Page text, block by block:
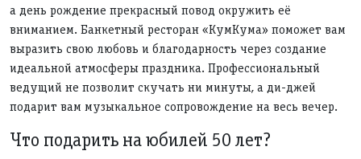
а день рождение прекрасный повод окружить её
вниманием. Банкетный ресторан «КумКума» поможет вам
выразить свою любовь и благодарность через создание
идеальной атмосферы праздника. Профессиональный
ведущий не позволит скучать ни минуты, а ди-джей
подарит вам музыкальное сопровождение на весь вечер.
Что подарить на юбилей 50 лет?